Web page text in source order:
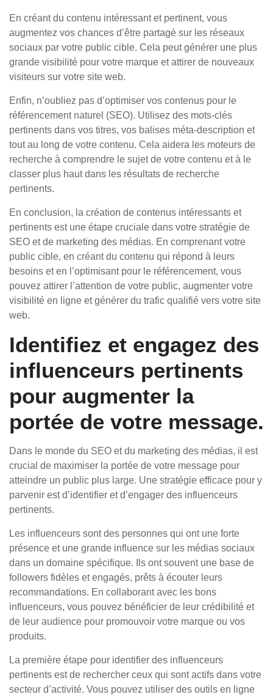
En créant du contenu intéressant et pertinent, vous
augmentez vos chances d’être partagé sur les réseaux
sociaux par votre public cible. Cela peut générer une plus
grande visibilité pour votre marque et attirer de nouveaux
visiteurs sur votre site web.
Enfin, n’oubliez pas d’optimiser vos contenus pour le
référencement naturel (SEO). Utilisez des mots-clés
pertinents dans vos titres, vos balises méta-description et
tout au long de votre contenu. Cela aidera les moteurs de
recherche à comprendre le sujet de votre contenu et à le
classer plus haut dans les résultats de recherche
pertinents.
En conclusion, la création de contenus intéressants et
pertinents est une étape cruciale dans votre stratégie de
SEO et de marketing des médias. En comprenant votre
public cible, en créant du contenu qui répond à leurs
besoins et en l’optimisant pour le référencement, vous
pouvez attirer l’attention de votre public, augmenter votre
visibilité en ligne et générer du trafic qualifié vers votre site
web.
Identifiez et engagez des
influenceurs pertinents
pour augmenter la
portée de votre message.
Dans le monde du SEO et du marketing des médias, il est
crucial de maximiser la portée de votre message pour
atteindre un public plus large. Une stratégie efficace pour y
parvenir est d’identifier et d’engager des influenceurs
pertinents.
Les influenceurs sont des personnes qui ont une forte
présence et une grande influence sur les médias sociaux
dans un domaine spécifique. Ils ont souvent une base de
followers fidèles et engagés, prêts à écouter leurs
recommandations. En collaborant avec les bons
influenceurs, vous pouvez bénéficier de leur crédibilité et
de leur audience pour promouvoir votre marque ou vos
produits.
La première étape pour identifier des influenceurs
pertinents est de rechercher ceux qui sont actifs dans votre
secteur d’activité. Vous pouvez utiliser des outils en ligne